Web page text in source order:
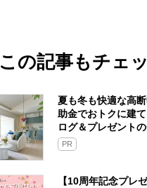
この記事もチェ
夏も冬も快適な高
助金でおトクに建
ログ＆プレゼント
PR
【10周年記念プレ